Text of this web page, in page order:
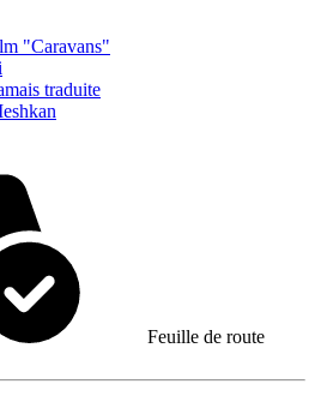
"Caravans"
traduite
Feuille de route